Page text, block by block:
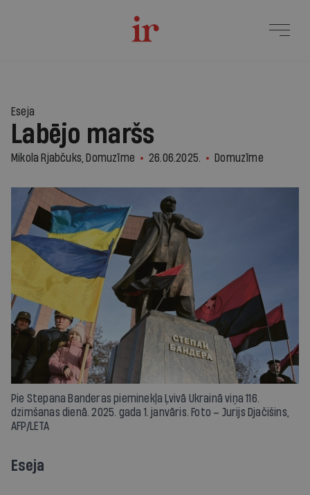
Eseja
Labējo maršs
Mikola Rjabčuks, Domuzīme 26.06.2025. Domuzīme
Pie Stepana Banderas pieminekļa Ļvivā Ukrainā viņa 116.
dzimšanas dienā. 2025. gada 1. janvāris. Foto – Jurijs Djačišins,
AFP/LETA
Eseja